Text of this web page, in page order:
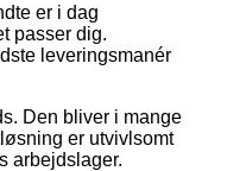
er i dag
passer dig.
leveringsmanér
Den bliver i mange
er utvivlsomt
arbejdslager.